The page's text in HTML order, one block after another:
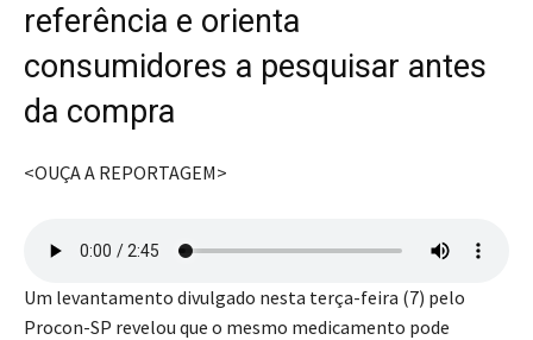
referência e orienta
consumidores a pesquisar antes
da compra
<OUÇA A REPORTAGEM>
Um levantamento divulgado nesta terça-feira (7) pelo
Procon-SP revelou que o mesmo medicamento pode